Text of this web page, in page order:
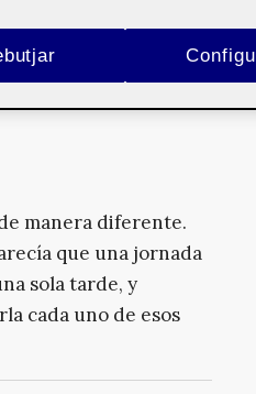
sobre
grado de Multimedia,
manera diferente.
que una jornada
sola tarde, y
cada uno de esos